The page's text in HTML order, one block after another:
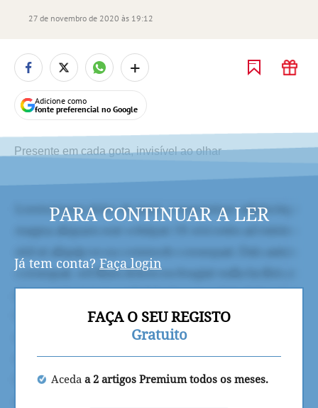
27 de novembro de 2020 às 19:12
+
Adicione como
fonte preferencial no Google
Presente em cada gota, invisível ao olhar
PARA CONTINUAR A LER
Já tem conta? Faça login
FAÇA O SEU REGISTO
Gratuito
Aceda a 2 artigos Premium todos os meses.